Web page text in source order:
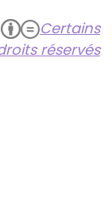
Certains
réservés